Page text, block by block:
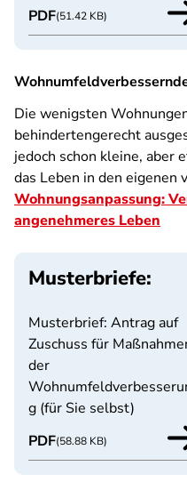
PDF(51.42 KB)
Die wenigsten
behindertengerecht
jedoch schon kleine, aber
das Leben in den eigenen
Wohnungsanpassung:
angenehmeres Leben
Musterbriefe:
Musterbrief: Antrag auf
Zuschuss für
der
g (für Sie selbst)
PDF(58.88 KB)